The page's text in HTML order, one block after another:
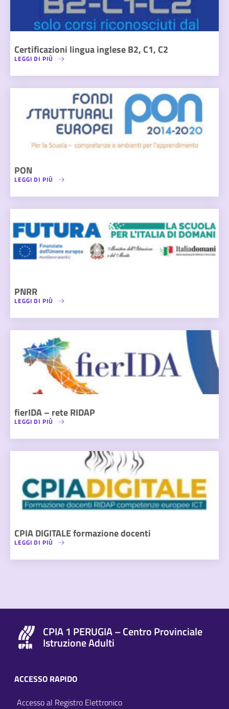
Certificazioni lingua inglese B2, C1, C2
LEGGI DI PIÙ
PON
LEGGI DI PIÙ
PNRR
LEGGI DI PIÙ
fierIDA – rete RIDAP
LEGGI DI PIÙ
CPIA DIGITALE formazione docenti
LEGGI DI PIÙ
CPIA 1 PERUGIA – Centro Provinciale
Istruzione Adulti
ACCESSO RAPIDO
Accesso al Registro Elettronico